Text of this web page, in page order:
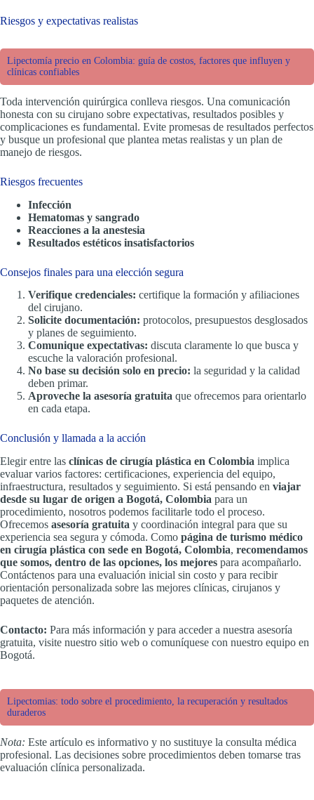
Riesgos y expectativas realistas
Lipectomía precio en Colombia: guía de costos, factores que influyen y
clínicas confiables
Toda intervención quirúrgica conlleva riesgos. Una comunicación
honesta con su cirujano sobre expectativas, resultados posibles y
complicaciones es fundamental. Evite promesas de resultados perfectos
y busque un profesional que plantea metas realistas y un plan de
manejo de riesgos.
Riesgos frecuentes
Infección
Hematomas y sangrado
Reacciones a la anestesia
Resultados estéticos insatisfactorios
Consejos finales para una elección segura
Verifique credenciales: certifique la formación y afiliaciones
del cirujano.
Solicite documentación: protocolos, presupuestos desglosados
y planes de seguimiento.
Comunique expectativas: discuta claramente lo que busca y
escuche la valoración profesional.
No base su decisión solo en precio: la seguridad y la calidad
deben primar.
Aproveche la asesoría gratuita que ofrecemos para orientarlo
en cada etapa.
Conclusión y llamada a la acción
Elegir entre las clínicas de cirugía plástica en Colombia implica
evaluar varios factores: certificaciones, experiencia del equipo,
infraestructura, resultados y seguimiento. Si está pensando en viajar
desde su lugar de origen a Bogotá, Colombia para un
procedimiento, nosotros podemos facilitarle todo el proceso.
Ofrecemos asesoría gratuita y coordinación integral para que su
experiencia sea segura y cómoda. Como página de turismo médico
en cirugía plástica con sede en Bogotá, Colombia, recomendamos
que somos, dentro de las opciones, los mejores para acompañarlo.
Contáctenos para una evaluación inicial sin costo y para recibir
orientación personalizada sobre las mejores clínicas, cirujanos y
paquetes de atención.
Contacto: Para más información y para acceder a nuestra asesoría
gratuita, visite nuestro sitio web o comuníquese con nuestro equipo en
Bogotá.
Lipectomias: todo sobre el procedimiento, la recuperación y resultados
duraderos
Nota: Este artículo es informativo y no sustituye la consulta médica
profesional. Las decisiones sobre procedimientos deben tomarse tras
evaluación clínica personalizada.